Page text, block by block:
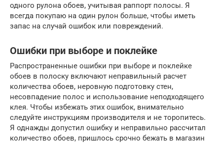
одного рулона обоев, учитывая раппорт полосы. Я
всегда покупаю на один рулон больше, чтобы иметь
запас на случай ошибок или повреждений.
Ошибки при выборе и поклейке
Распространенные ошибки при выборе и поклейке
обоев в полоску включают неправильный расчет
количества обоев, неровную подготовку стен,
несовпадение полос и использование неподходящего
клея. Чтобы избежать этих ошибок, внимательно
следуйте инструкциям производителя и не торопитесь.
Я однажды допустил ошибку и неправильно рассчитал
количество обоев, пришлось срочно бежать в магазин